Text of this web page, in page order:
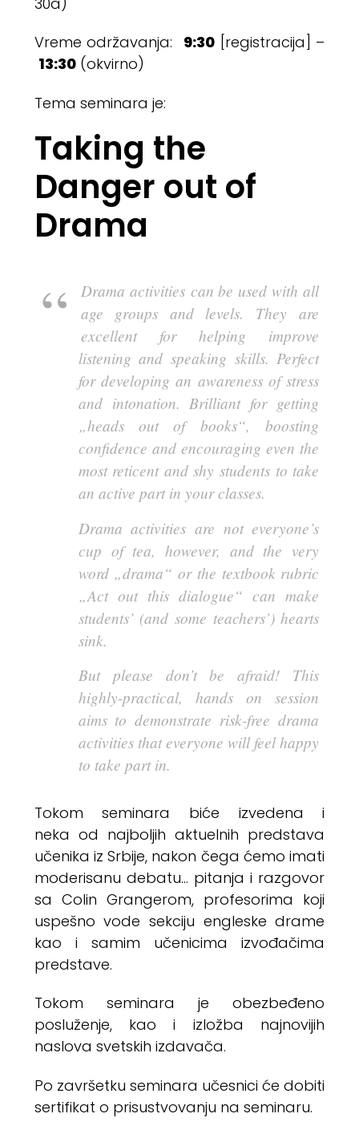
30a)
Vreme održavanja: 9:30[registracija] –
13:30(okvirno)
Tema seminara je:
Taking the
Danger out of
Drama
Drama activities can be used with all
age groups and levels. They are
excellent for helping improve
listening and speaking skills. Perfect
for developing an awareness of stress
and intonation. Brilliant for getting
„heads out of books“, boosting
confidence and encouraging even the
most reticent and shy students to take
an active part in your classes.
Drama activities are not everyone’s
cup of tea, however, and the very
word „drama“ or the textbook rubric
„Act out this dialogue“ can make
students’ (and some teachers’) hearts
sink.
But please don’t be afraid! This
highly-practical, hands on session
aims to demonstrate risk-free drama
activities that everyone will feel happy
to take part in.
Tokom seminara biće izvedena i
neka od najboljih aktuelnih predstava
učenika iz Srbije, nakon čega ćemo imati
moderisanu debatu… pitanja i razgovor
sa Colin Grangerom, profesorima koji
uspešno vode sekciju engleske drame
kao i samim učenicima izvođačima
predstave.
Tokom seminara je obezbeđeno
posluženje, kao i izložba najnovijih
naslova svetskih izdavača.
Po završetku seminara učesnici će dobiti
sertifikat o prisustvovanju na seminaru.